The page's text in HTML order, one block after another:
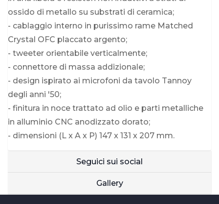
ossido di metallo su substrati di ceramica;
- cablaggio interno in purissimo rame Matched
Crystal OFC placcato argento;
- tweeter orientabile verticalmente;
- connettore di massa addizionale;
- design ispirato ai microfoni da tavolo Tannoy
degli anni '50;
- finitura in noce trattato ad olio e parti metalliche
in alluminio CNC anodizzato dorato;
- dimensioni (L x A x P) 147 x 131 x 207 mm.
Seguici sui social
Gallery